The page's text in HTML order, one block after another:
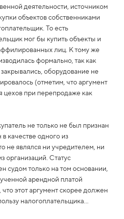
деятельности, источником
объектов собственниками
То есть
мог бы купить объекты и
лиц. К тому же
формально, так как
оборудование не
(отметим, что аргумент
цехов при перепродаже как
не только не был признан
качестве одного из
не являлся ни учредителем, ни
организаций. Статус
судом только на том основании,
арендной платой
этот аргумент скорее должен
налогоплательщика…